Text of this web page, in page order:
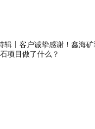
辑丨客户诚挚感谢！鑫海
项目做了什么？